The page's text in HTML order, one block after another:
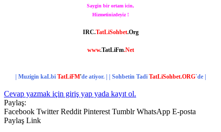
Saygin bir ortam icin,
Hizmetinizdeyiz !
IRC.TatLiSohbet.Org
www.TatLiFm.Net
| Muzigin kaLbi TatLiFM'deatiyor. | | Sohbetin Tadi TatLiSohbet.ORG`de
Cevap yazmak için giriş yap yada kayıt ol.
Paylaş:
Facebook Twitter Reddit Pinterest Tumblr WhatsApp E-posta
Paylaş Link